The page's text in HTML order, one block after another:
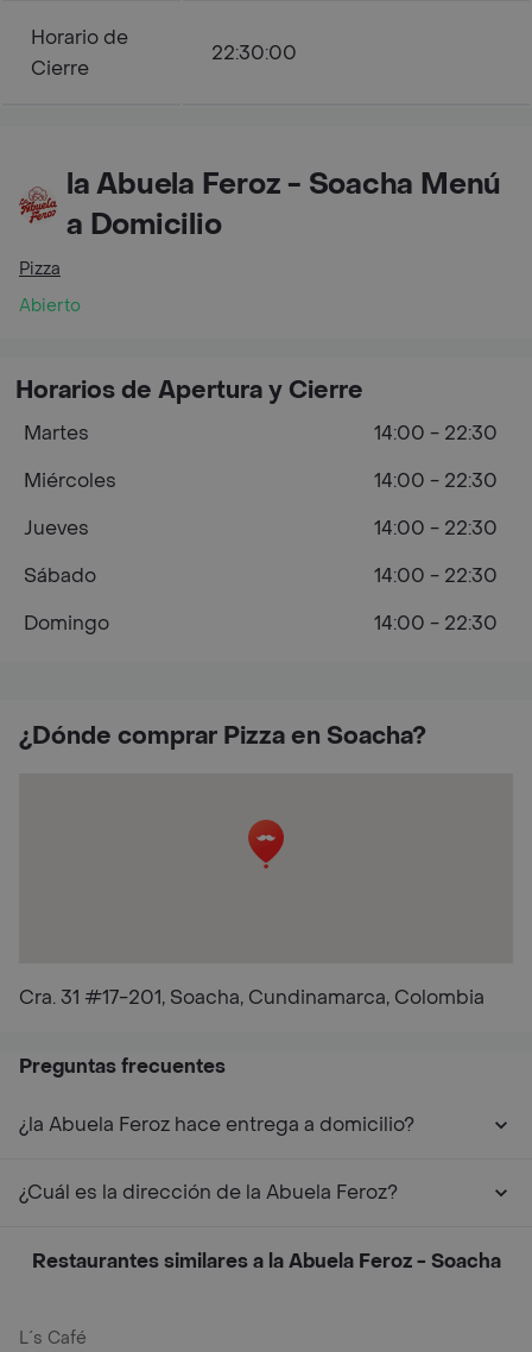
Horario de
Cierre
22:30:00
la Abuela Feroz - Soacha Menú
a Domicilio
Pizza
Abierto
¿Dónde comprar Pizza en Soacha?
Cra. 31 #17-201, Soacha, Cundinamarca, Colombia
Horarios de Apertura y Cierre
Martes
14:00 - 22:30
Miércoles
14:00 - 22:30
Jueves
14:00 - 22:30
Sábado
14:00 - 22:30
Domingo
14:00 - 22:30
Preguntas frecuentes
¿la Abuela Feroz hace entrega a domicilio?
¿Cuál es la dirección de la Abuela Feroz?
Restaurantes similares a la Abuela Feroz - Soacha
L´s Café